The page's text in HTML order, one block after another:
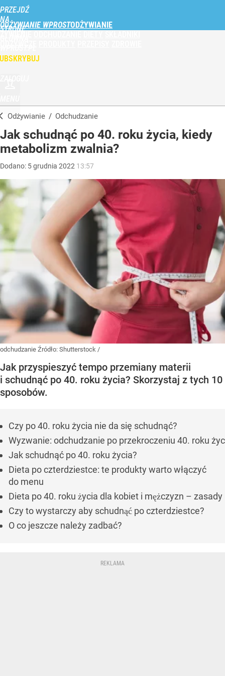
PRZEJDŹ
NA
STRONĘ
ODŻYWIANIE WPROST
Odżywianie / Odchudzanie
Jak schudnąć po 40. roku życia, kiedy
metabolizm zwalnia?
Dodano: 5grudnia 2022 13:57
odchudzanie Źródło: Shutterstock /
Jak przyspieszyć tempo przemiany materii
i schudnąć po 40. roku życia? Skorzystaj z tych 10
sposobów.
Czy po 40. roku życia nie da się schudnąć?
Wyzwanie: odchudzanie po przekroczeniu 40. roku
Jak schudnąć po 40. roku życia?
Dieta po czterdziestce: te produkty warto włączyć
do menu
Dieta po 40. roku życia dla kobiet i mężczyzn – zasady
Czy to wystarczy aby schudnąć po czterdziestce?
O co jeszcze należy zadbać?